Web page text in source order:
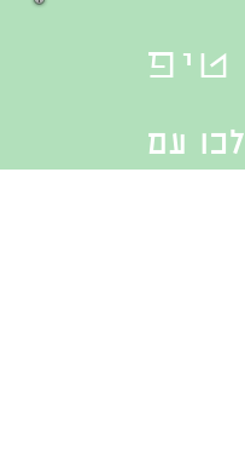
טיפ
לכו עם